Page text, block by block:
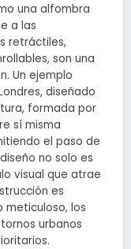
una alfombra
a las
retráctiles,
son una
Un ejemplo
diseñado
formada por
sí misma
el paso de
no solo es
visual que atrae
es
meticuloso, los
urbanos